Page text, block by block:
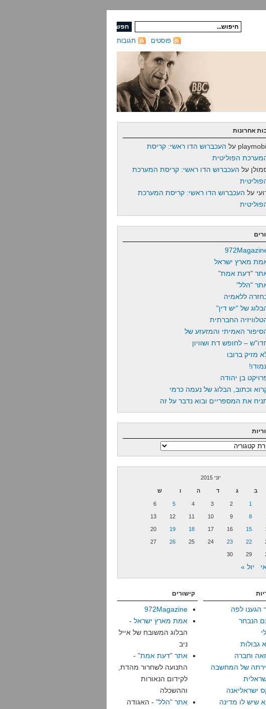
תגובות פוסטים
אחרונות
על העכברוש הדו ראשי: קריסת
הפוליטית
על העכברוש הדו ראשי: קריסת המערכת
על העכברוש הדו ראשי: קריסת המערכת
מארץ ישראל
"דעת אמת"
"הלל"
ללאמיה
של "יש דין"
החברתית
האמיתי והמזעזע של
– לחופש דת ושוויון
מזיק ברובו
בן יהודה
וכתוב, הבלוג של נעמה כרמי
את המספריים ובוא נדבר על זה
יוני 2015
ב ג ד ה ו ש
1
2
3
4
5
6
8
9
10
11
12
13
15
16
17
18
19
20
22
23
24
25
26
27
29
30
יול »
הגענו לפה
הנבחר
גבולות
וחברה
של המחשבה
ישראליאנה
שיש לו מדינה
קישורים
972Magazine
אמת מארץ ישראל -
הבלוג המשובח של אייל
ניב
אתר "דעת אמת" -
התנועה לשחרור מהדת,
לקידום הנאורות
וההשכלה
אתר "הלל" - האגודה